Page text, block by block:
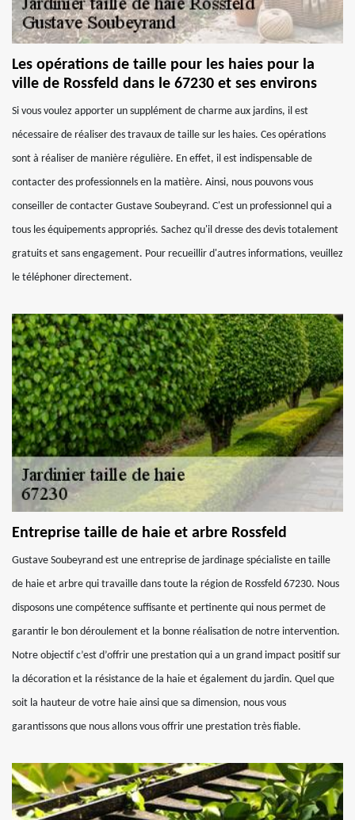
Les opérations de taille pour les haies pour la
ville de Rossfeld dans le 67230 et ses environs
Si vous voulez apporter un supplément de charme aux jardins, il est
nécessaire de réaliser des travaux de taille sur les haies. Ces opérations
sont à réaliser de manière régulière. En effet, il est indispensable de
contacter des professionnels en la matière. Ainsi, nous pouvons vous
conseiller de contacter Gustave Soubeyrand. C'est un professionnel qui a
tous les équipements appropriés. Sachez qu'il dresse des devis totalement
gratuits et sans engagement. Pour recueillir d'autres informations, veuillez
le téléphoner directement.
Entreprise taille de haie et arbre Rossfeld
Gustave Soubeyrand est une entreprise de jardinage spécialiste en taille
de haie et arbre qui travaille dans toute la région de Rossfeld 67230. Nous
disposons une compétence suffisante et pertinente qui nous permet de
garantir le bon déroulement et la bonne réalisation de notre intervention.
Notre objectif c’est d’offrir une prestation qui a un grand impact positif sur
la décoration et la résistance de la haie et également du jardin. Quel que
soit la hauteur de votre haie ainsi que sa dimension, nous vous
garantissons que nous allons vous offrir une prestation très fiable.